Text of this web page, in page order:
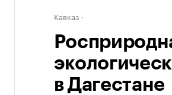
Кавказ
в Дагестане